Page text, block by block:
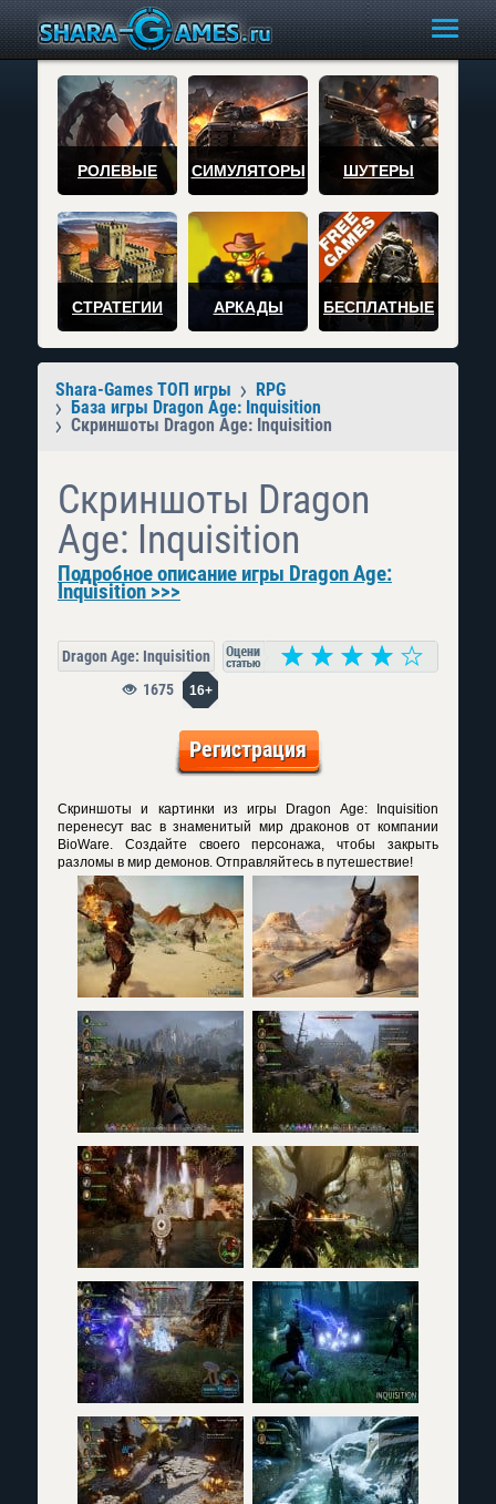
РОЛЕВЫЕ СИМУЛЯТОРЫ ШУТЕРЫ
СТРАТЕГИИ АРКАДЫ БЕСПЛАТНЫЕ
Shara-Games ТОП игры
RPG
База игры Dragon Age: Inquisition
Скриншоты Dragon Age: Inquisition
Скриншоты Dragon
Age: Inquisition
Подробное описание игры Dragon Age:
Inquisition >>>
Dragon Age: Inquisition
16+
1675
Регистрация
Скриншоты и картинки из игры Dragon Age: Inquisition
перенесут вас в знаменитый мир драконов от компании
BioWare. Создайте своего персонажа, чтобы закрыть
разломы в мир демонов. Отправляйтесь в путешествие!